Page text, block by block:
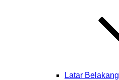
Latar Belakang